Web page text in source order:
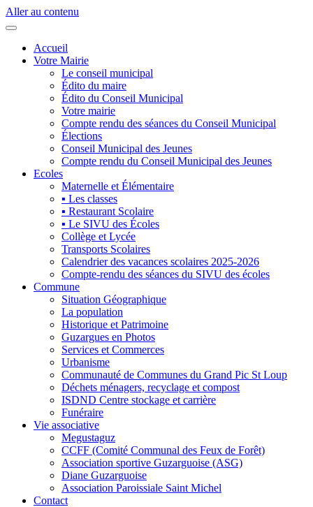
Aller au contenu
Accueil
Votre Mairie
Le conseil municipal
Édito du maire
Édito du Conseil Municipal
Votre mairie
Compte rendu des séances du Conseil Municipal
Élections
Conseil Municipal des Jeunes
Compte rendu du Conseil Municipal des Jeunes
Ecoles
Maternelle et Élémentaire
▪ Les classes
▪ Restaurant Scolaire
▪ Le SIVU des Écoles
Collège et Lycée
Transports Scolaires
Calendrier des vacances scolaires 2025-2026
Compte-rendu des séances du SIVU des écoles
Commune
Situation Géographique
La population
Historique et Patrimoine
Guzargues en Photos
Services et Commerces
Urbanisme
Communauté de Communes du Grand Pic St Loup
Déchets ménagers, recyclage et compost
ISDND Centre stockage et carrière
Funéraire
Vie associative
Megustaguz
CCFF (Comité Communal des Feux de Forêt)
Association sportive Guzarguoise (ASG)
Diane Guzarguoise
Association Paroissiale Saint Michel
Contact